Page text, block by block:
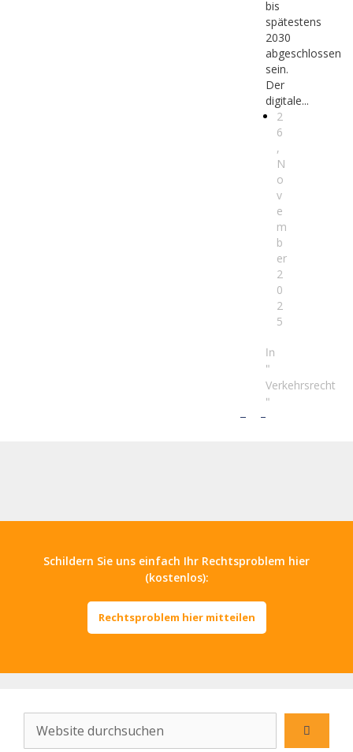
bis
spätestens
2030
abgeschlossen
sein.
Der
digitale...
2
6
,
N
o
v
e
m
b
er
2
0
2
5
In
"
Verkehrsrecht
"
Schildern Sie uns einfach Ihr Rechtsproblem hier
(kostenlos):
Rechtsproblem hier mitteilen